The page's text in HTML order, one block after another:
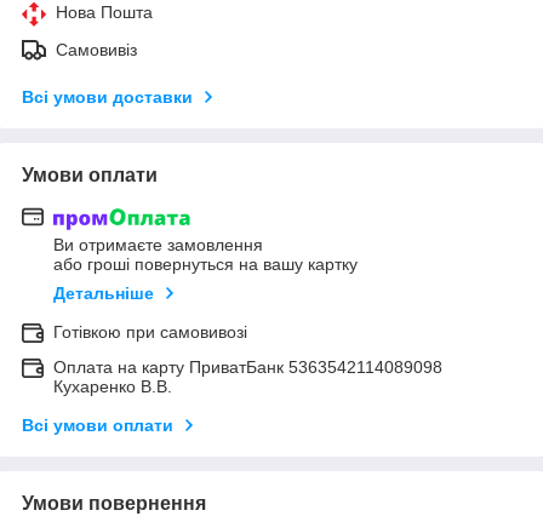
Нова Пошта
Самовивіз
Всі умови доставки
Умови оплати
Ви отримаєте замовлення
або гроші повернуться на вашу картку
Детальніше
Готівкою при самовивозі
Оплата на карту ПриватБанк 5363542114089098
Кухаренко В.В.
Всі умови оплати
Умови повернення